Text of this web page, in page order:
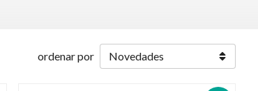
ordenar por